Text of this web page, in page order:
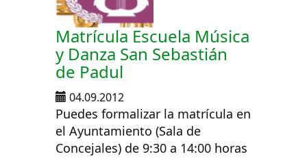
Matrícula Escuela Música
y Danza San Sebastián
de Padul
04.09.2012
Puedes formalizar la matrícula en
el Ayuntamiento (Sala de
Concejales) de 9:30 a 14:00 horas